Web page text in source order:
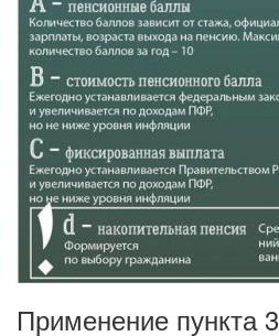
Применение пункта 3